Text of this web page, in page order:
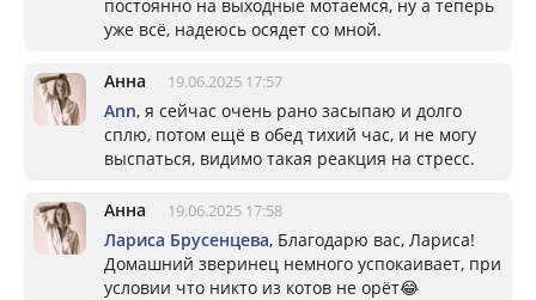
постоянно на выходные мотаемся, ну а теперь
уже всё, надеюсь осядет со мной.
Анна 19.06.2025 17:57
Ann, я сейчас очень рано засыпаю и долго
сплю, потом ещё в обед тихий час, и не могу
выспаться, видимо такая реакция на стресс.
Анна 19.06.2025 17:58
Лариса Брусенцева, Благодарю вас, Лариса!
Домашний зверинец немного успокаивает, при
условии что никто из котов не орёт😂